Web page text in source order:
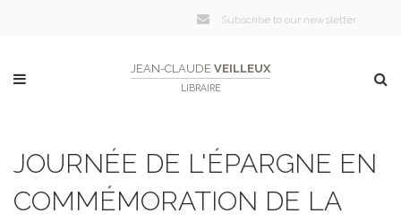
Subscribe to our newsletter
JEAN-CLAUDE VEILLEUX
LIBRAIRE
JOURNÉE DE L'ÉPARGNE EN
COMMÉMORATION DE LA